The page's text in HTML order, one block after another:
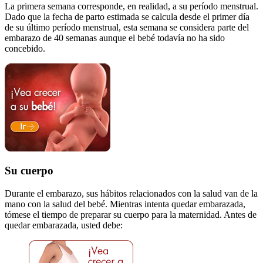
La primera semana corresponde, en realidad, a su período menstrual.
Dado que la fecha de parto estimada se calcula desde el primer día
de su último período menstrual, esta semana se considera parte del
embarazo de 40 semanas aunque el bebé todavía no ha sido
concebido.
Su cuerpo
Durante el embarazo, sus hábitos relacionados con la salud van de la
mano con la salud del bebé. Mientras intenta quedar embarazada,
tómese el tiempo de preparar su cuerpo para la maternidad. Antes de
quedar embarazada, usted debe: